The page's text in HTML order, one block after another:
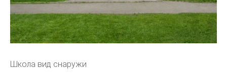
Школа вид снаружи